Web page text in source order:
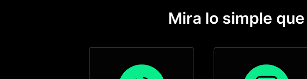
Mira lo simple